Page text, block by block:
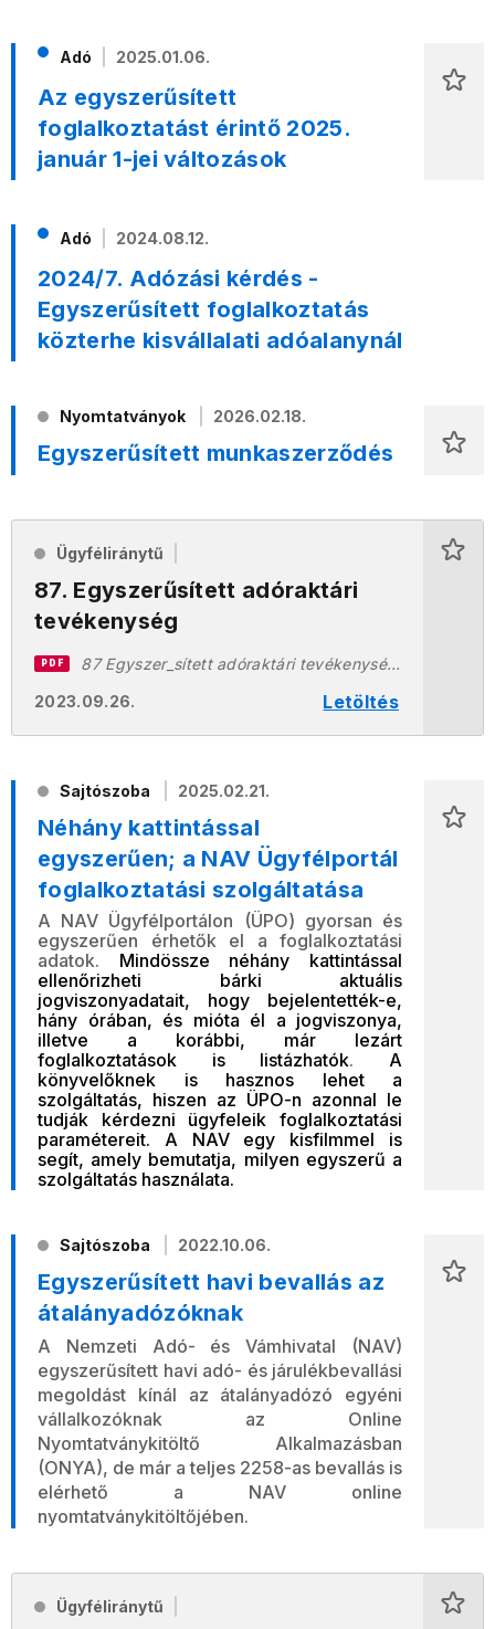
Adó 2025.01.06.
Az egyszerűsített
foglalkoztatást érintő 2025.
január 1-jei változások
Adó 2024.08.12.
2024/7. Adózási kérdés -
Egyszerűsített foglalkoztatás
közterhe kisvállalati adóalanynál
Nyomtatványok 2026.02.18.
Egyszerűsített munkaszerződés
Ügyféliránytű
87. Egyszerűsített adóraktári
tevékenység
2023.09.26. Letöltés
PDF 87 Egyszer_sített adóraktári tevékenység 20230926.pdf
Sajtószoba 2025.02.21.
Néhány kattintással
egyszerűen; a NAV Ügyfélportál
foglalkoztatási szolgáltatása
A NAV Ügyfélportálon (ÜPO) gyorsan és
egyszerűen érhetők el a foglalkoztatási
adatok. Mindössze néhány kattintással
ellenőrizheti bárki aktuális
jogviszonyadatait, hogy bejelentették-e,
hány órában, és mióta él a jogviszonya,
illetve a korábbi, már lezárt
foglalkoztatások is listázhatók. A
könyvelőknek is hasznos lehet a
szolgáltatás, hiszen az ÜPO-n azonnal le
tudják kérdezni ügyfeleik foglalkoztatási
paramétereit. A NAV egy kisfilmmel is
segít, amely bemutatja, milyen egyszerű a
szolgáltatás használata.
Sajtószoba 2022.10.06.
Egyszerűsített havi bevallás az
átalányadózóknak
A Nemzeti Adó- és Vámhivatal (NAV)
egyszerűsített havi adó- és járulékbevallási
megoldást kínál az átalányadózó egyéni
vállalkozóknak az Online
Nyomtatványkitöltő Alkalmazásban
(ONYA), de már a teljes 2258-as bevallás is
elérhető a NAV online
nyomtatványkitöltőjében.
Ügyféliránytű